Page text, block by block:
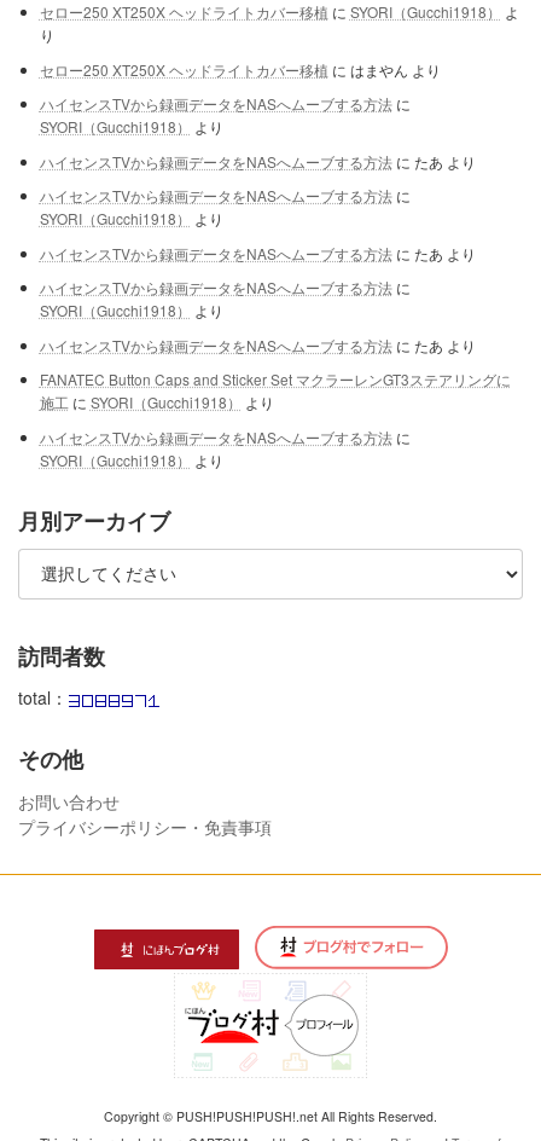
セロー250 XT250X ヘッドライトカバー移植 に SYORI（Gucchi1918）
よ
り
セロー250 XT250X ヘッドライトカバー移植 に はまやん より
ハイセンスTVから録画データをNASへムーブする方法に
SYORI（Gucchi1918）
より
ハイセンスTVから録画データをNASへムーブする方法に たあ より
ハイセンスTVから録画データをNASへムーブする方法に
SYORI（Gucchi1918）
より
ハイセンスTVから録画データをNASへムーブする方法に たあ より
ハイセンスTVから録画データをNASへムーブする方法に
SYORI（Gucchi1918）
より
ハイセンスTVから録画データをNASへムーブする方法に たあ より
FANATEC Button Caps and Sticker Set マクラーレンGT3ステアリングに
施工 に SYORI（Gucchi1918）
より
ハイセンスTVから録画データをNASへムーブする方法に
SYORI（Gucchi1918）
より
月別アーカイブ
訪問者数
total：
その他
お問い合わせ
プライバシーポリシー・免責事項
Copyright © PUSH!PUSH!PUSH!.net All Rights Reserved.